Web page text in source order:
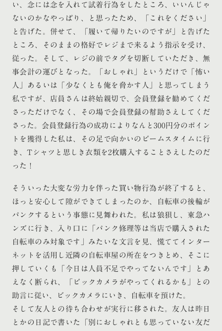
い、念には念を入れて試着行為をしたところ、いいんじゃ
ないのかなやっぱり、と思ったため、「これをください」
と告げた。併せて、「履いて帰りたいのですが」と告げた
ところ、そのままの格好でレジまで来るよう指示を受け、
従った。そして、レジの前でタグを切断していただき、無
事会計の運びとなった。「おしゃれ」というだけで「怖い
人」あるいは「少なくとも俺を脅かす人」と思ってしまう
私ですが、店員さんは終始親切で、会員登録を勧めてくだ
さっただけでなく、その場で会員登録の幇助さえしてくだ
さった。会員登録行為の成功によりなんと300円分のポイン
トを獲得した私は、その足で向かいのビームスタイムに行
き、Tシャツと思しき衣類を2枚購入することさえしたのだ
った！
そういった大変な労力を伴った買い物行為が終了すると、
ほっと安心して隙ができてしまったのか、自転車の後輪が
パンクするという事態に見舞われた。私は狼狽し、東急ハ
ンズに行き、入り口に「パンク修理等は当店で購入された
自転車のみ対象です」みたいな文言を見、慌ててインター
ネットを活用し近隣の自転車屋の所在をつきとめ、そこに
押していくも「今日は人員不足でやってないんです」とあ
えなく断られ、「ビックカメラがやってくれるかも」との
助言に従い、ビックカメラにいき、自転車を預けた。
そして友人との待ち合わせが実行に移された。友人は昨日
とかの日記で書いた「別におしゃれとも思っていない友だ